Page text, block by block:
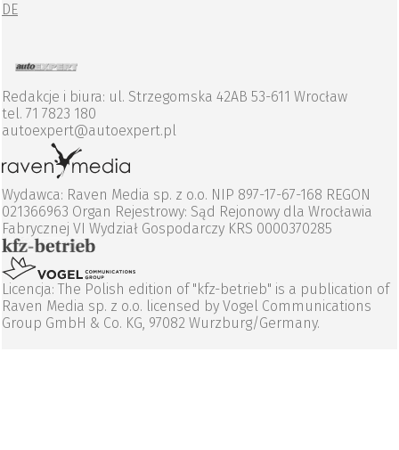
DE
Redakcje i biura: ul. Strzegomska 42AB 53-611 Wrocław
tel. 71 7823 180
autoexpert@autoexpert.pl
Wydawca: Raven Media sp. z o.o. NIP 897-17-67-168 REGON
021366963 Organ Rejestrowy: Sąd Rejonowy dla Wrocławia
Fabrycznej VI Wydział Gospodarczy KRS 0000370285
Licencja: The Polish edition of "kfz-betrieb" is a publication of
Raven Media sp. z o.o. licensed by Vogel Communications
Group GmbH & Co. KG, 97082 Wurzburg/Germany.